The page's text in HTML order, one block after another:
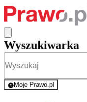
Wyszukiwarka
Moje Prawo.pl
- rejestracja i